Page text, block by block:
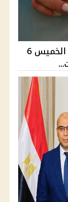
سعر الدولار مقابل الجنيه المصري الخميس 6